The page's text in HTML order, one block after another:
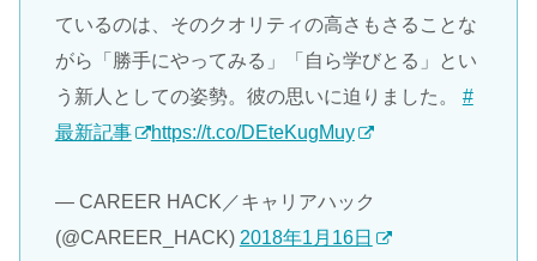
ているのは、そのクオリティの高さもさることな
がら「勝手にやってみる」「自ら学びとる」とい
う新人としての姿勢。彼の思いに迫りました。 #
最新記事
https://t.co/DEteKugMuy
— CAREER HACK／キャリアハック
(@CAREER_HACK) 2018年1月16日